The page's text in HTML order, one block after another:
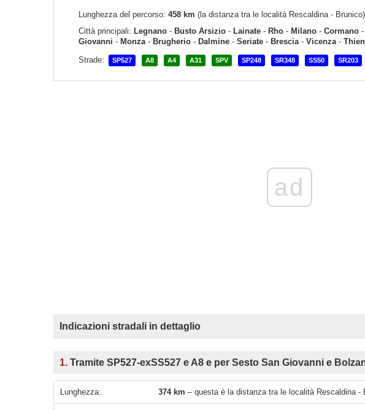
Lunghezza del percorso: 458 km (la distanza tra le località Rescaldina - Brunico)
Città principali: Legnano - Busto Arsizio - Lainate - Rho - Milano - Cormano -
Giovanni - Monza- Brugherio - Dalmine - Seriate - Brescia- Vicenza-
Strade:
SP527 A8 A4 A31 SPV SP248 SR348 SS50 SR203
ad
Indicazioni stradali in dettaglio
1. Tramite SP527-exSS527 e A8 e per Sesto San Giovanni e
Lunghezza: 374 km – questa è la distanza tra le località Rescaldina -